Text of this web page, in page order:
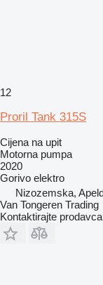
12
Proril Tank 315S
Cijena na upit
Motorna pumpa
2020
Gorivo elektro
Nizozemska,
Van Tongeren Trading
Kontaktirajte prodavca